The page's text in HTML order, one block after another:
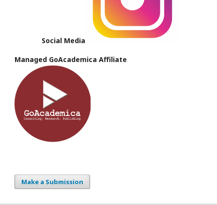
Social Media
Managed GoAcademica Affiliate
Make a Submission